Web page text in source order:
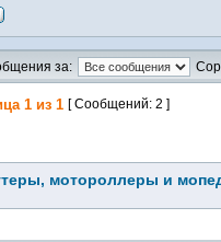
за:
1 из 1 [ Сообщений: 2 ]
мотороллеры и